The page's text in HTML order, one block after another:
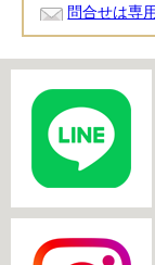
問合せは専